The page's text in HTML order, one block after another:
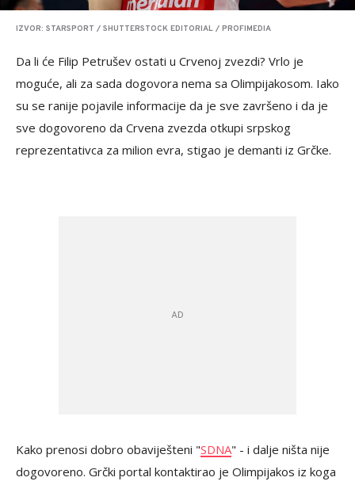
IZVOR: STARSPORT / SHUTTERSTOCK EDITORIAL / PROFIMEDIA
Da li će Filip Petrušev ostati u Crvenoj zvezdi? Vrlo je
moguće, ali za sada dogovora nema sa Olimpijakosom. Iako
su se ranije pojavile informacije da je sve završeno i da je
sve dogovoreno da Crvena zvezda otkupi srpskog
reprezentativca za milion evra, stigao je demanti iz Grčke.
Kako prenosi dobro obaviješteni "SDNA" - i dalje ništa nije
dogovoreno. Grčki portal kontaktirao je Olimpijakos iz koga